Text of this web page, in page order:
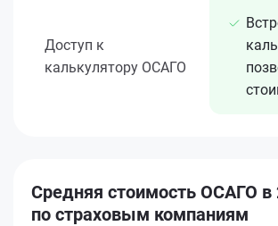
Доступ к
калькулятору ОСАГО
Средняя стоимость ОСАГО в
по страховым компаниям